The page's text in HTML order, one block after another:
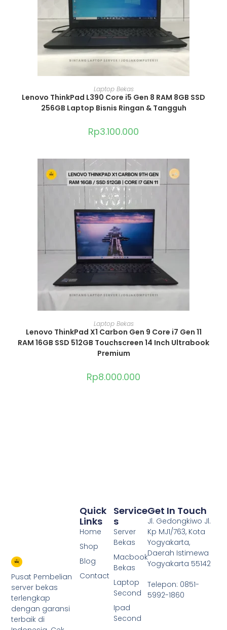
ADD TO CART
Laptop Bekas
Lenovo ThinkPad L390 Core i5 Gen 8 RAM 8GB SSD
256GB Laptop Bisnis Ringan & Tangguh
Rp3.100.000
ADD TO CART
Laptop Bekas
Lenovo ThinkPad X1 Carbon Gen 9 Core i7 Gen 11
RAM 16GB SSD 512GB Touchscreen 14 Inch Ultrabook
Premium
Rp8.000.000
Pusat Pembelian
server bekas
terlengkap
dengan garansi
terbaik di
Service
S
Server
Bekas
Macbook
Bekas
Laptop
Second
Ipad
Second
Quick
Links
Home
Shop
Blog
Contact
Get In Touch
Jl. Gedongkiwo Jl.
Kp MJ1/763, Kota
Yogyakarta,
Daerah Istimewa
Yogyakarta 55142
Telepon: 0851-
5992-1860